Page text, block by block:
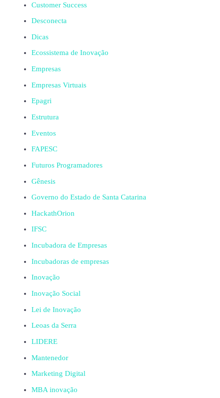
Customer Success
Desconecta
Dicas
Ecossistema de Inovação
Empresas
Empresas Virtuais
Epagri
Estrutura
Eventos
FAPESC
Futuros Programadores
Gênesis
Governo do Estado de Santa Catarina
HackathOrion
IFSC
Incubadora de Empresas
Incubadoras de empresas
Inovação
Inovação Social
Lei de Inovação
Leoas da Serra
LIDERE
Mantenedor
Marketing Digital
MBA inovação